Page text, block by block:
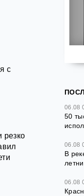
с
резко
06.08
50
06.08
В
06.08